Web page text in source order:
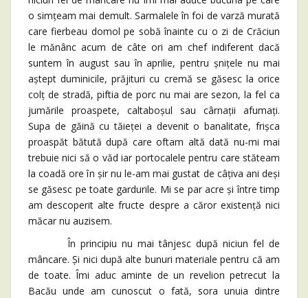
o simțeam mai demult. Sarmalele în foi de varză murată
care fierbeau domol pe sobă înainte cu o zi de Crăciun
le mănânc acum de câte ori am chef indiferent dacă
suntem în august sau în aprilie, pentru șnițele nu mai
aștept duminicile, prăjituri cu cremă se găsesc la orice
colț de stradă, piftia de porc nu mai are sezon, la fel ca
jumările proaspete, caltaboșul sau cârnații afumați.
Supa de găină cu tăieței a devenit o banalitate, frișca
proaspăt bătută după care oftam altă dată nu-mi mai
trebuie nici să o văd iar portocalele pentru care stăteam
la coadă ore în șir nu le-am mai gustat de câțiva ani deși
se găsesc pe toate gardurile. Mi se par acre și între timp
am descoperit alte fructe despre a căror existență nici
măcar nu auzisem.
În principiu nu mai tânjesc după niciun fel de
mâncare. Și nici după alte bunuri materiale pentru că am
de toate. Îmi aduc aminte de un revelion petrecut la
Bacău unde am cunoscut o fată, sora unuia dintre